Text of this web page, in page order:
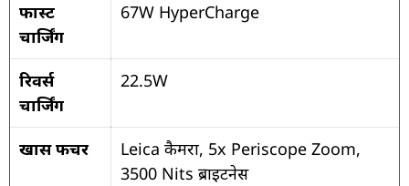
फास्ट
चार्जिंग
67W HyperCharge
रिवर्स
चार्जिंग
22.5W
खास फीचर
Leica कैमरा, 5x Periscope Zoom,
3500 Nits ब्राइटनेस